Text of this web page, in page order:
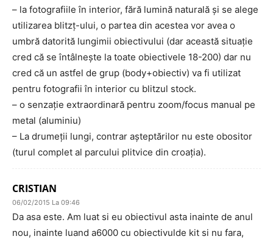
– la fotografiile în interior, fără lumină naturală și se alege
utilizarea blitzț-ului, o partea din acestea vor avea o
umbră datorită lungimii obiectivului (dar această situație
cred că se întâlnește la toate obiectivele 18-200) dar nu
cred că un astfel de grup (body+obiectiv) va fi utilizat
pentru fotografii în interior cu blitzul stock.
– o senzație extraordinară pentru zoom/focus manual pe
metal (aluminiu)
– La drumeții lungi, contrar așteptărilor nu este obositor
(turul complet al parcului plitvice din croația).
CRISTIAN
06/02/2015 La 09:46
Da asa este. Am luat si eu obiectivul asta inainte de anul
nou, inainte luand a6000 cu obiectivulde kit si nu fara,